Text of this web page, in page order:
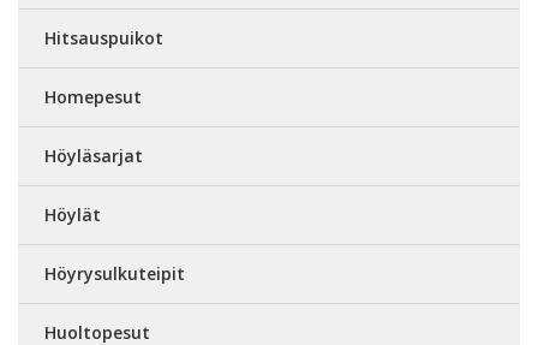
Hitsauspuikot
Homepesut
Höyläsarjat
Höylät
Höyrysulkuteipit
Huoltopesut